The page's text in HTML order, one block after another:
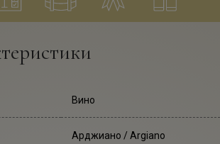
Вино
Арджиано / Argiano